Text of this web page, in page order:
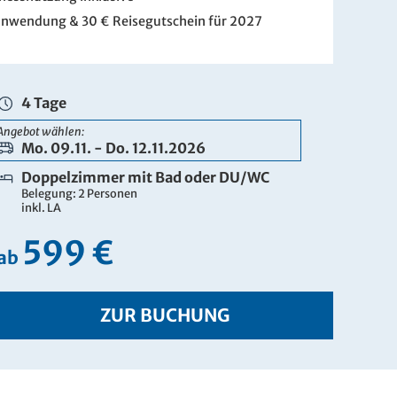
& 30 € Reisegutschein für 2027
4 Tage
wählen:
Mo. 09.11. - Do. 12.11.2026
Doppelzimmer mit Bad oder DU/WC
Belegung: 2 Personen
inkl. LA
599 €
ZUR BUCHUNG